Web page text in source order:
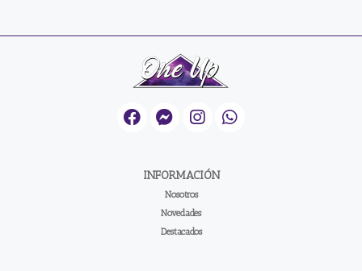
INFORMACIÓN
Nosotros
Novedades
Destacados